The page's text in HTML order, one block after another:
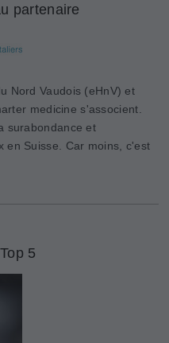
partenaire
Nord Vaudois (eHnV) et
medicine s'associent.
surabondance et
en Suisse. Car moins, c'est
5